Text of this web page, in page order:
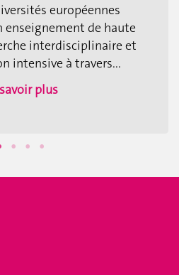
européennes
enseignement de haute
interdisciplinaire et
intensive à travers...
plus